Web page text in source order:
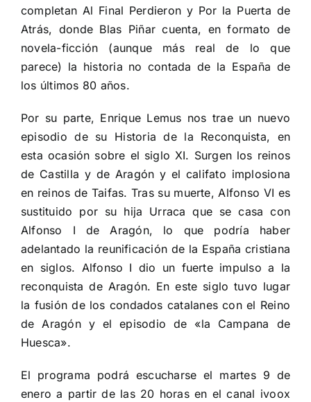
completan Al Final Perdieron y Por la Puerta de
Atrás, donde Blas Piñar cuenta, en formato de
novela-ficción (aunque más real de lo que
parece) la historia no contada de la España de
los últimos 80 años.
Por su parte, Enrique Lemus nos trae un nuevo
episodio de su Historia de la Reconquista, en
esta ocasión sobre el siglo XI. Surgen los reinos
de Castilla y de Aragón y el califato implosiona
en reinos de Taifas. Tras su muerte, Alfonso VI es
sustituido por su hija Urraca que se casa con
Alfonso I de Aragón, lo que podría haber
adelantado la reunificación de la España cristiana
en siglos. Alfonso I dio un fuerte impulso a la
reconquista de Aragón. En este siglo tuvo lugar
la fusión de los condados catalanes con el Reino
de Aragón y el episodio de «la Campana de
Huesca».
El programa podrá escucharse el martes 9 de
enero a partir de las 20 horas en el canal ivoox